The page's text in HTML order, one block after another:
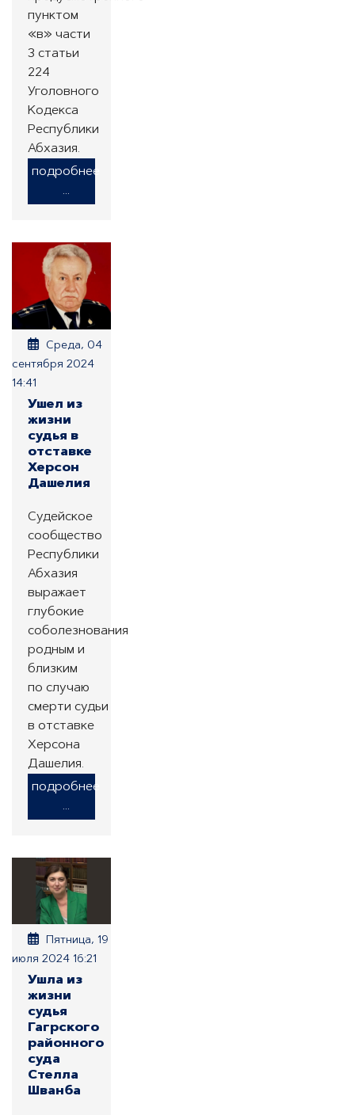
пунктом
«в» части
3 статьи
224
Уголовного
Кодекса
Республики
Абхазия.
подробнее
...
Среда, 04
сентября 2024
14:41
Ушел из
жизни
судья в
отставке
Херсон
Дашелия
Судейское
сообщество
Республики
Абхазия
выражает
глубокие
соболезнования
родным и
близким
по случаю
смерти судьи
в отставке
Херсона
Дашелия.
подробнее
...
Пятница, 19
июля 2024 16:21
Ушла из
жизни
судья
Гагрского
районного
суда
Стелла
Шванба